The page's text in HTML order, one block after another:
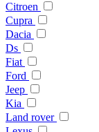
Citroen
Cupra
Dacia
Ds
Fiat
Ford
Jeep
Kia
Land rover